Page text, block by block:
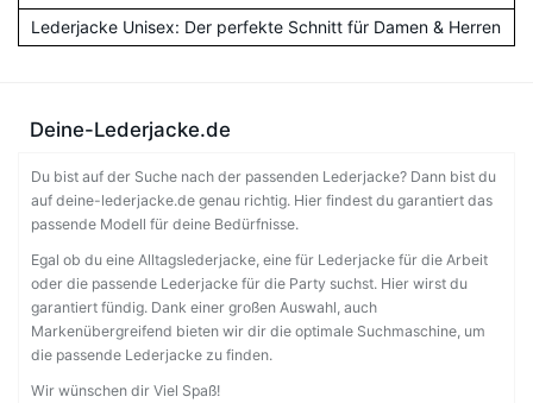
Lederjacke Unisex: Der perfekte Schnitt für Damen & Herren
Deine-Lederjacke.de
Du bist auf der Suche nach der passenden Lederjacke? Dann bist du
auf deine-lederjacke.de genau richtig. Hier findest du garantiert das
passende Modell für deine Bedürfnisse.
Egal ob du eine Alltagslederjacke, eine für Lederjacke für die Arbeit
oder die passende Lederjacke für die Party suchst. Hier wirst du
garantiert fündig. Dank einer großen Auswahl, auch
Markenübergreifend bieten wir dir die optimale Suchmaschine, um
die passende Lederjacke zu finden.
Wir wünschen dir Viel Spaß!